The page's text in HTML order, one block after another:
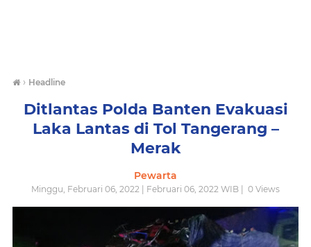
› Headline
Ditlantas Polda Banten Evakuasi
Laka Lantas di Tol Tangerang –
Merak
Pewarta
Minggu, Februari 06, 2022 | Februari 06, 2022 WIB | 0 Views